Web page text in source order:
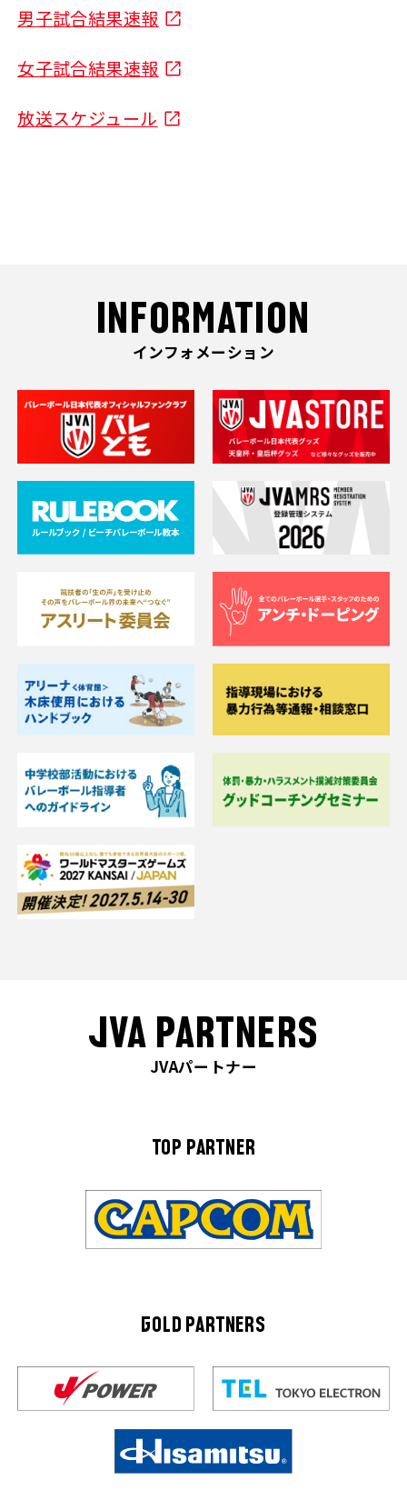
男子試合結果速報
女子試合結果速報
放送スケジュール
INFORMATION
インフォメーション
JVA PARTNERS
JVAパートナー
TOP PARTNER
GOLD PARTNERS